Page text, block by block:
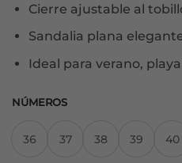
Cierre ajustable al
Sandalia plana
Ideal para verano,
NÚMEROS
36 37 38 39 40